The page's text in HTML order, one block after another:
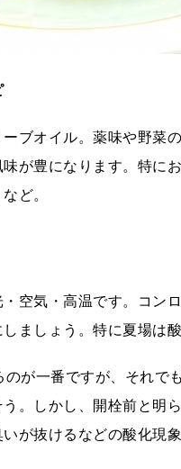
ブオイル。薬味や野菜
が豊になります。特に
ど。
空気・高温です。コン
ましょう。特に夏場は
が一番ですが、それで
。しかし、開栓前と明
が抜けるなどの酸化現